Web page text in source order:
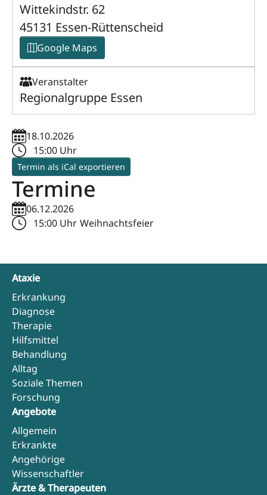
Wittekindstr. 62
45131 Essen-Rüttenscheid
Google Maps
Veranstalter
Regionalgruppe Essen
18.10.2026
15:00 Uhr
Termin als iCal exportieren
Termine
06.12.2026
15:00 Uhr Weihnachtsfeier
Ataxie
Erkrankung
Diagnose
Therapie
Hilfsmittel
Behandlung
Alltag
Soziale Themen
Forschung
Angebote
Allgemein
Erkrankte
Angehörige
Wissenschaftler
Ärzte & Therapeuten